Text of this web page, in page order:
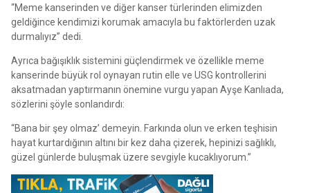
“Meme kanserinden ve diğer kanser türlerinden elimizden
geldiğince kendimizi korumak amacıyla bu faktörlerden uzak
durmalıyız” dedi.
Ayrıca bağışıklık sistemini güçlendirmek ve özellikle meme
kanserinde büyük rol oynayan rutin elle ve USG kontrollerini
aksatmadan yaptırmanın önemine vurgu yapan Ayşe Kanlıada,
sözlerini şöyle sonlandırdı:
“Bana bir şey olmaz’ demeyin. Farkında olun ve erken teşhisin
hayat kurtardığının altını bir kez daha çizerek, hepinizi sağlıklı,
güzel günlerde buluşmak üzere sevgiyle kucaklıyorum.”